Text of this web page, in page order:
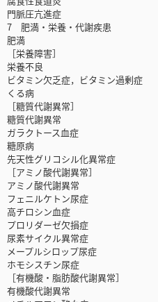
門脈圧亢進症
7 肥満・栄養・代謝疾患
肥満
［栄養障害］
栄養不良
ビタミン欠乏症，ビタミン過剰症
くる病
［糖質代謝異常］
糖質代謝異常
ガラクトース血症
糖原病
先天性グリコシル化異常症
［アミノ酸代謝異常］
アミノ酸代謝異常
フェニルケトン尿症
高チロシン血症
プロリダーゼ欠損症
尿素サイクル異常症
メープルシロップ尿症
ホモシスチン尿症
［有機酸・脂肪酸代謝異常］
有機酸代謝異常